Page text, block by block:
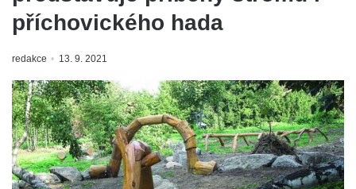
příchovického hada
redakce 13. 9. 2021